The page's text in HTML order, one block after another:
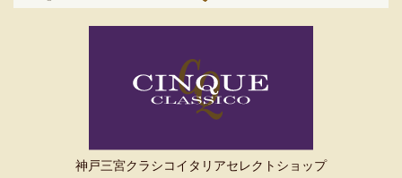
神戸三宮クラシコイタリアセレクトショップ